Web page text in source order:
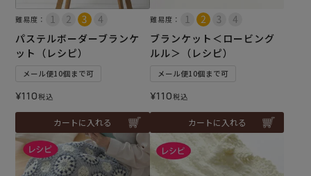
難易度：
パステルボーダーブランケ
ット（レシピ）
メール便10個まで可
¥110税込
カートに入れる
難易度：
ブランケット＜ロービング
ルル＞（レシピ）
メール便10個まで可
¥110税込
カートに入れる